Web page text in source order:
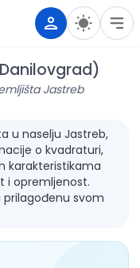
Jastreb
u naselju Jastreb,
o kvadraturi,
karakteristikama
i opremljenost.
prilagođenu svom